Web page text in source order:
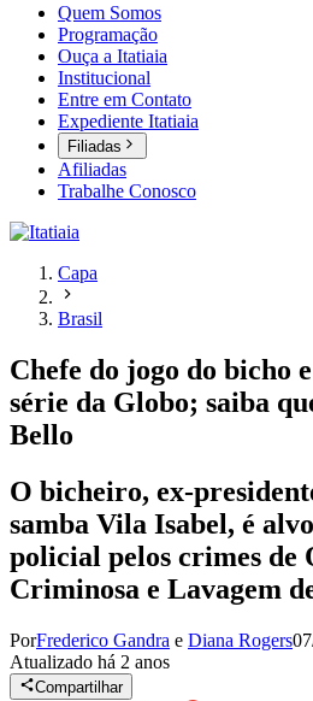
Quem Somos
Programação
Ouça a Itatiaia
Institucional
Entre em Contato
Expediente Itatiaia
Filiadas
Afiliadas
Trabalhe Conosco
Capa
Brasil
Chefe do jogo do bicho
série da Globo; saiba
Bello
O bicheiro, ex-
samba Vila Isabel, é
policial pelos crimes de
Criminosa e Lavagem
PorFrederico Gandra e Diana Rogers
Atualizado há 2 anos
Compartilhar